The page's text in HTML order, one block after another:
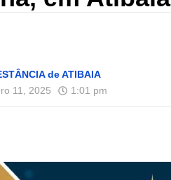
de ATIBAIA
11, 2025
1:01 pm